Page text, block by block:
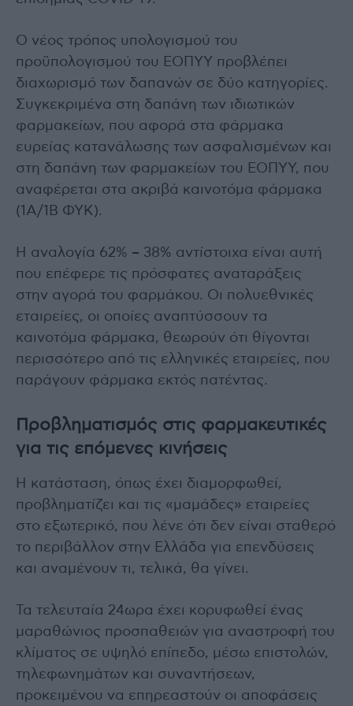
Ο νέος τρόπος υπολογισμού του
προϋπολογισμού του ΕΟΠΥΥ προβλέπει
διαχωρισμό των δαπανών σε δύο κατηγορίες.
Συγκεκριμένα στη δαπάνη των ιδιωτικών
φαρμακείων, που αφορά στα φάρμακα
ευρείας κατανάλωσης των ασφαλισμένων και
στη δαπάνη των φαρμακείων του ΕΟΠΥΥ, που
αναφέρεται στα ακριβά καινοτόμα φάρμακα
(1Α/1Β ΦΥΚ).
Η αναλογία 62% – 38% αντίστοιχα είναι αυτή
που επέφερε τις πρόσφατες αναταράξεις
στην αγορά του φαρμάκου. Οι πολυεθνικές
εταιρείες, οι οποίες αναπτύσσουν τα
καινοτόμα φάρμακα, θεωρούν ότι θίγονται
περισσότερο από τις ελληνικές εταιρείες, που
παράγουν φάρμακα εκτός πατέντας.
Προβληματισμός στις φαρμακευτικές
για τις επόμενες κινήσεις
Η κατάσταση, όπως έχει διαμορφωθεί,
προβληματίζει και τις «μαμάδες» εταιρείες
στο εξωτερικό, που λένε ότι δεν είναι σταθερό
το περιβάλλον στην Ελλάδα για επενδύσεις
και αναμένουν τι, τελικά, θα γίνει.
Τα τελευταία 24ωρα έχει κορυφωθεί ένας
μαραθώνιος προσπαθειών για αναστροφή του
κλίματος σε υψηλό επίπεδο, μέσω επιστολών,
τηλεφωνημάτων και συναντήσεων,
προκειμένου να επηρεαστούν οι αποφάσεις